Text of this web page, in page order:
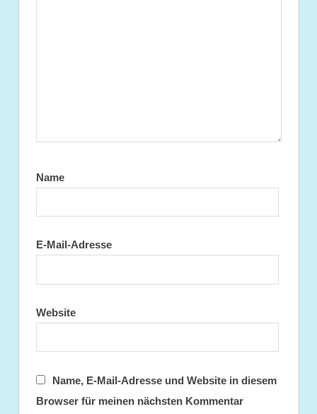
Name
E-Mail-Adresse
Website
Name, E-Mail-Adresse und Website in diesem
Browser für meinen nächsten Kommentar